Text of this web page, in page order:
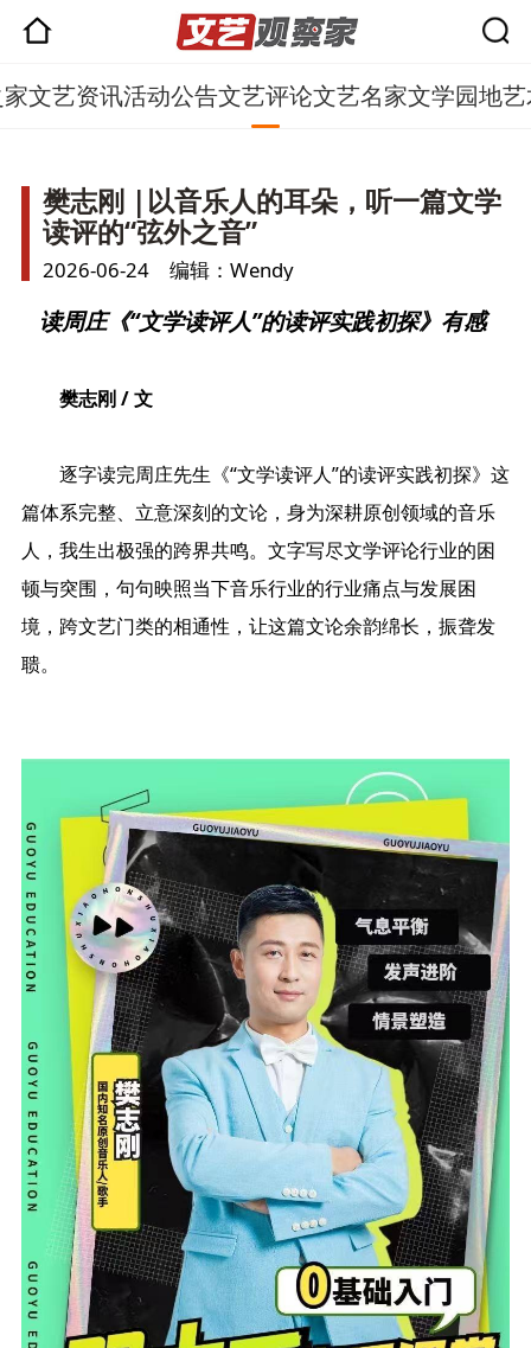
文艺资讯活动公告文艺评论文艺名家文学园地
樊志刚 |以音乐人的耳朵，听一篇文学
读评的“弦外之音”
2026-06-24 编辑：Wendy
读周庄《“文学读评人”的读评实践初探》有感
樊志刚 / 文
逐字读完周庄先生《“文学读评人”的读评实践初探》这
篇体系完整、立意深刻的文论，身为深耕原创领域的音乐
人，我生出极强的跨界共鸣。文字写尽文学评论行业的困
顿与突围，句句映照当下音乐行业的行业痛点与发展困
境，跨文艺门类的相通性，让这篇文论余韵绵长，振聋发
聩。